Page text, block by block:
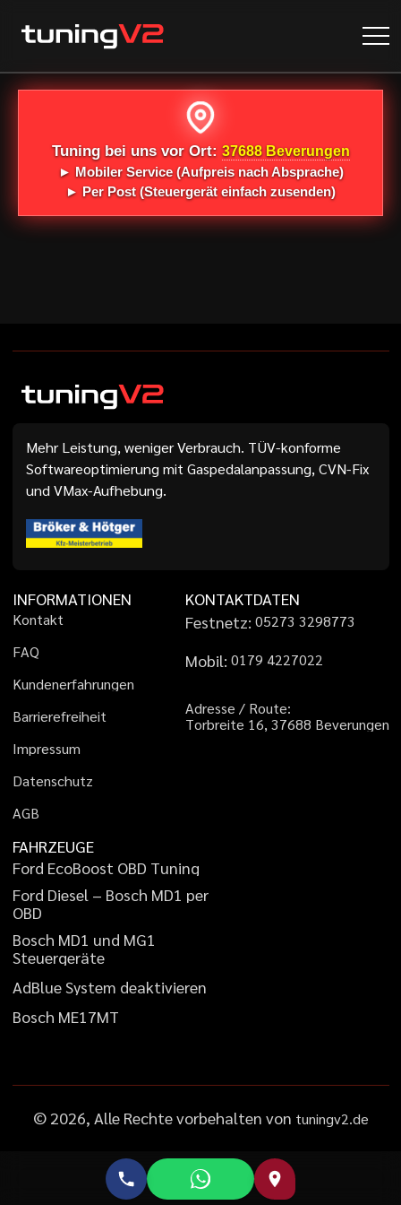
Tuning bei uns vor Ort: 37688 Beverungen
► Mobiler Service(Aufpreis nach Absprache)
►Per Post(Steuergerät einfach zusenden)
Mehr Leistung, weniger Verbrauch. TÜV-konforme
Softwareoptimierung mit Gaspedalanpassung, CVN-Fix
und VMax-Aufhebung.
INFORMATIONEN
Kontakt
FAQ
Kundenerfahrungen
Barrierefreiheit
Impressum
Datenschutz
AGB
KONTAKTDATEN
Festnetz: 05273 3298773
Mobil: 01 79 4227022
Adresse / Route:
Torbreite 16, 37688 Beverungen
FAHRZEUGE
Ford EcoBoost OBD Tuning
Ford Diesel – Bosch MD1 per
OBD
Bosch MD1 und MG1
Steuergeräte
AdBlueSystem deaktivieren
Bosch ME17MT
© 2026, Alle Rechte vorbehalten von tuningv2.de